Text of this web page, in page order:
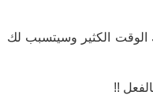
الكثير وسيتسبب لك